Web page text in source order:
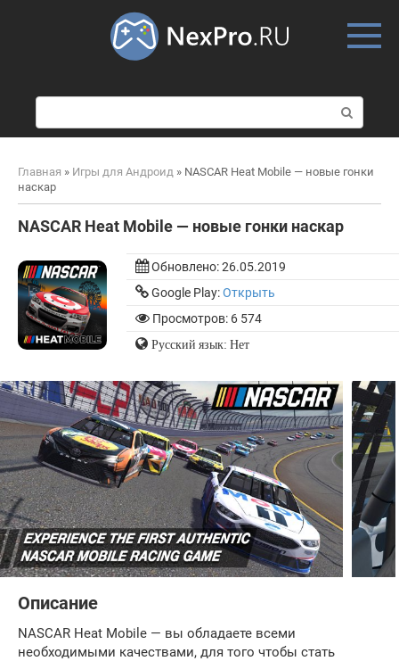
о
и
к
Главная » Игры для Андроид » NASCAR Heat Mobile — новые гонки
наскар
NASCAR Heat Mobile — новые гонки наскар
Обновлено:26.05.2019
Google Play:Открыть
Просмотров: 6 574
Русский язык: Нет
Описание
NASCAR Heat Mobile — вы обладаете всеми
необходимыми качествами, для того чтобы стать